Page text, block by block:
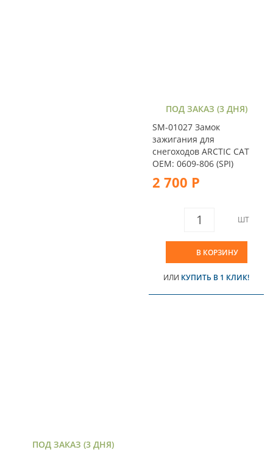
ПОД ЗАКАЗ (3 ДНЯ)
SM-01027 Замок
зажигания для
снегоходов ARCTIC CAT
OEM: 0609-806 (SPI)
2 700 Р
ШТ
В КОРЗИНУ
ИЛИ КУПИТЬ В 1 КЛИК!
ПОД ЗАКАЗ (3 ДНЯ)